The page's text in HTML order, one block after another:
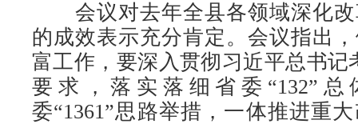
会议对去年全县各领域深化改
的成效表示充分肯定。会议指出
富工作，要深入贯彻习近平总书记
要求，落实落细省委“132”
委“1361”思路举措，一体推进重